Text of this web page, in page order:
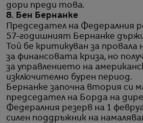
дори преди това.
8. Бен Бернанке
Председател на Федералния
57-годишният Бернанке
Той бе критикуван за
за финансовата криза, но
за управлението на
изключително бурен период.
Бернанке започна втория си
председател на Борда на
Федералния резерв на 1
силен поддръжник на